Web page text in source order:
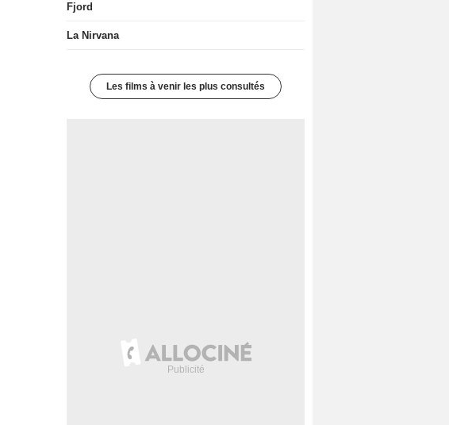
Fjord
La Nirvana
Les films à venir les plus consultés